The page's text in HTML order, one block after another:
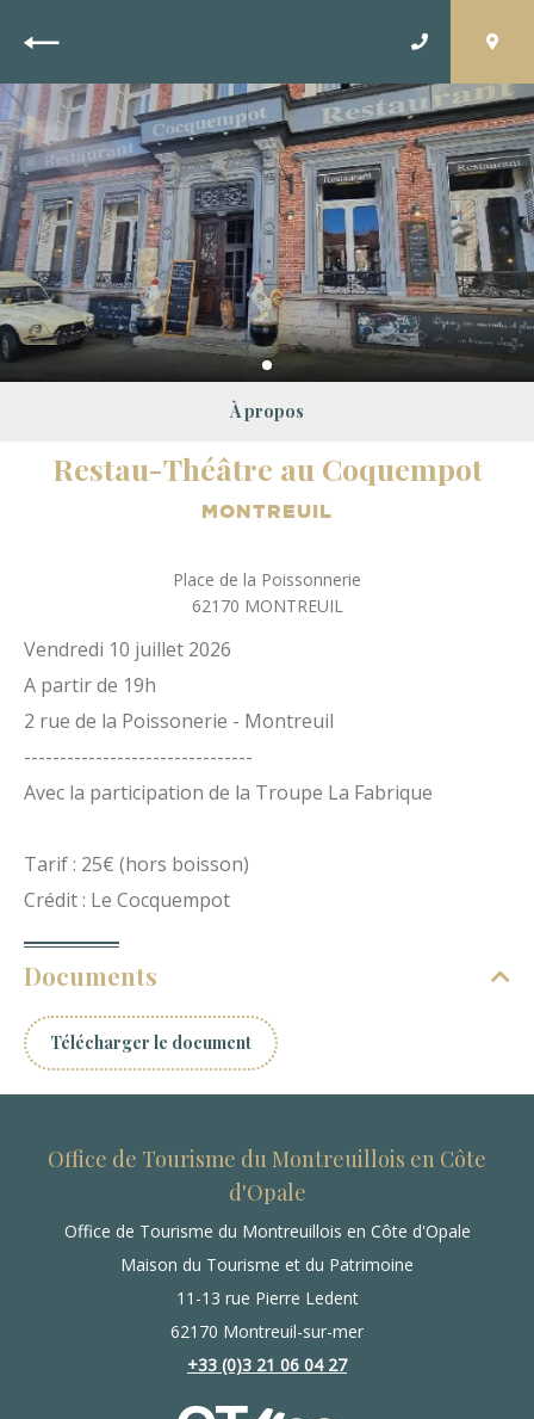
Retour
À propos
Restau-Théâtre au Coquempot
MONTREUIL
Place de la Poissonnerie
62170 MONTREUIL
Vendredi 10 juillet 2026
A partir de 19h
2 rue de la Poissonerie - Montreuil
--------------------------------
Avec la participation de la Troupe La Fabrique
Tarif : 25€ (hors boisson)
Crédit : Le Cocquempot
Documents
Télécharger le document
Office de Tourisme du Montreuillois en Côte
d'Opale
Office de Tourisme du Montreuillois en Côte d'Opale
Maison du Tourisme et du Patrimoine
11-13 rue Pierre Ledent
62170 Montreuil-sur-mer
+33 (0)3 21 06 04 27